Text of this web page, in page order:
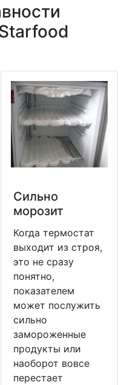
Сильно
морозит
Когда термостат
выходит из строя,
это не сразу
понятно,
показателем
может послужить
сильно
замороженные
продукты или
наоборот вовсе
перестает